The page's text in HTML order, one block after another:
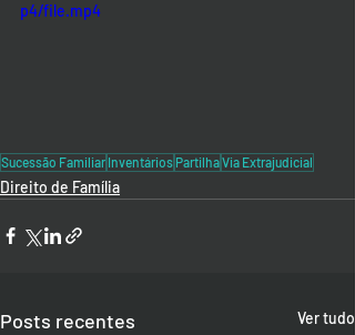
p4/file.mp4
Sucessão Familiar Inventários PartilhaVia Extrajudicial
Direito de Família
Posts recentes Ver tudo